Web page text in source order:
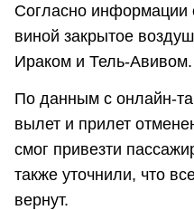
Согласно информации
виной закрытое
Ираком и Тель-Авивом.
По данным с онлайн-
вылет и прилет
смог привезти
также уточнили, что
вернут.